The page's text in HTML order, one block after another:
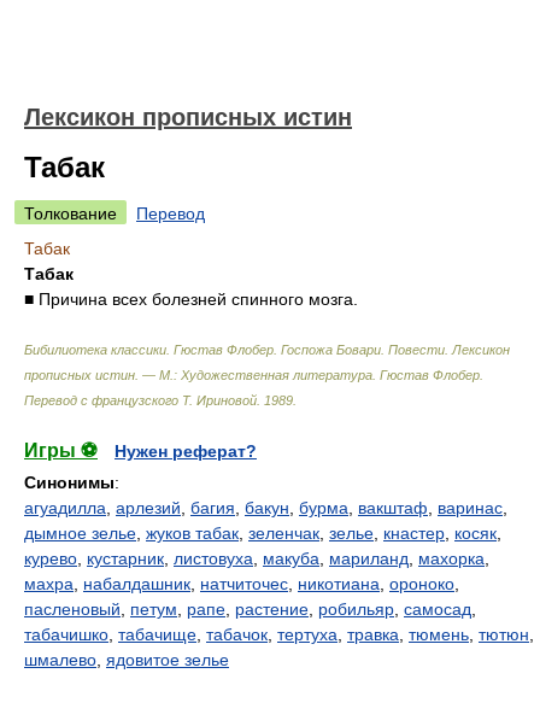
Лексикон прописных истин
Табак
Толкование
Перевод
Табак
Табак
■ Причина всех болезней спинного мозга.
Бибилиотека классики. Гюстав Флобер. Госпожа Бовари. Повести. Лексикон
прописных истин. — М.: Художественная литература Гюстав Флобер.
Перевод с французского Т. Ириновой 1989
Игры ⚽
Нужен реферат?
Синонимы:
агуадилла арлезий багия бакун бурма вакштаф варинас
дымное зелье жуков табак зеленчак зелье кнастер косяк
курево кустарник листовуха макуба мариланд махорка
махра
набалдашник натчиточес никотиана ороноко
пасленовый
петум рапе растение робильяр самосад
табачишко табачище табачок тертуха травка тюмень тютюн
шмалево ядовитое зелье